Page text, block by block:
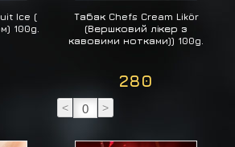
Ice (
100g.
Табак Chefs Cream Likör
(Вершковий лікер з
кавовими нотками)) 100g.
280
< >